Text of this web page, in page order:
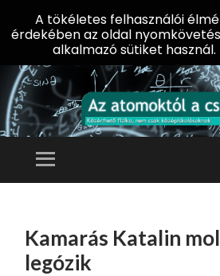
Menü
TARTALOMHOZ
Kamarás Katalin
legózik
A tökéletes felhasználói
érdekében az oldal
alkalmazó sütiket használ.